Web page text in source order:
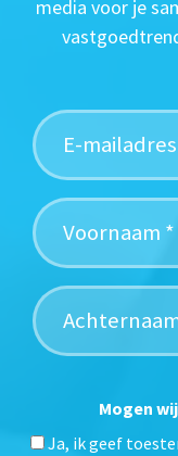
media voor je
Mogen
Ja, ik geef